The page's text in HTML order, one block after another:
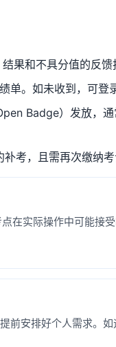
果和不具分值的反馈
单。如未收到，可登
Badge）发放，
考，且需再次缴纳考
在实际操作中可能接
前安排好个人需求。